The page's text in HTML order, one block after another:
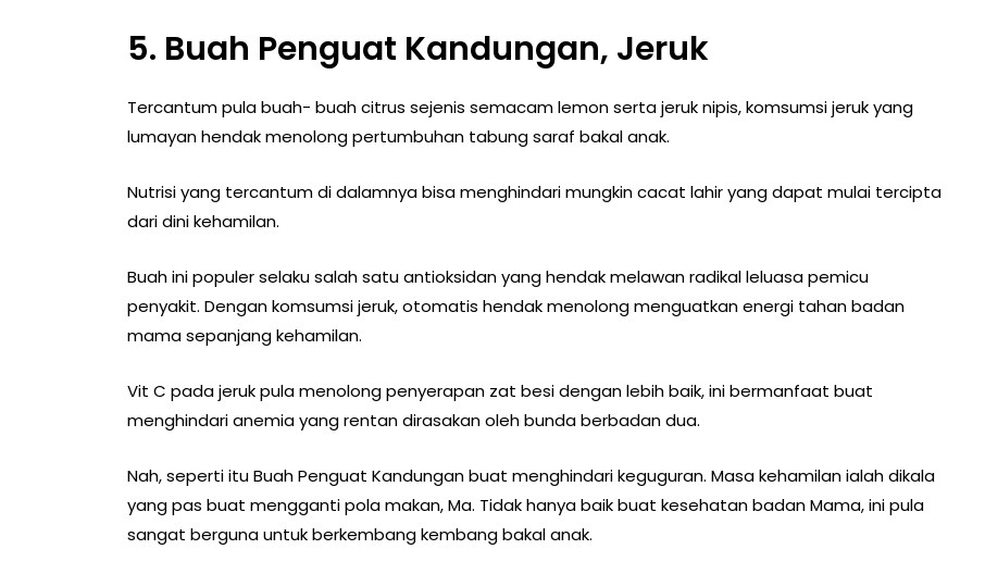
5. Buah Penguat Kandungan, Jeruk
Tercantum pula buah- buah citrus sejenis semacam lemon serta jeruk nipis, komsumsi jeruk yang
lumayan hendak menolong pertumbuhan tabung saraf bakal anak.
Nutrisi yang tercantum di dalamnya bisa menghindari mungkin cacat lahir yang dapat mulai tercipta
dari dini kehamilan.
Buah ini populer selaku salah satu antioksidan yang hendak melawan radikal leluasa pemicu
penyakit. Dengan komsumsi jeruk, otomatis hendak menolong menguatkan energi tahan badan
mama sepanjang kehamilan.
Vit C pada jeruk pula menolong penyerapan zat besi dengan lebih baik, ini bermanfaat buat
menghindari anemia yang rentan dirasakan oleh bunda berbadan dua.
Nah, seperti itu Buah Penguat Kandungan buat menghindari keguguran. Masa kehamilan ialah dikala
yang pas buat mengganti pola makan, Ma. Tidak hanya baik buat kesehatan badan Mama, ini pula
sangat berguna untuk berkembang kembang bakal anak.